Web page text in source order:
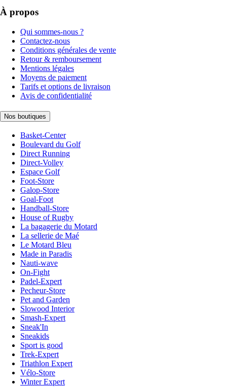
À propos
Qui sommes-nous ?
Contactez-nous
Conditions générales de vente
Retour & remboursement
Mentions légales
Moyens de paiement
Tarifs et options de livraison
Avis de confidentialité
Nos boutiques
Basket-Center
Boulevard du Golf
Direct Running
Direct-Volley
Espace Golf
Foot-Store
Galop-Store
Goal-Foot
Handball-Store
House of Rugby
La bagagerie du Motard
La sellerie de Maé
Le Motard Bleu
Made in Paradis
Nauti-wave
On-Fight
Padel-Expert
Pecheur-Store
Pet and Garden
Slowood Interior
Smash-Expert
Sneak'In
Sneakids
Sport is good
Trek-Expert
Triathlon Expert
Vélo-Store
Winter Expert